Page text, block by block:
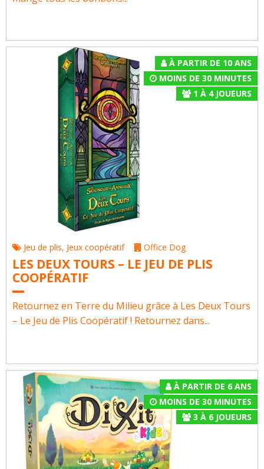
À PARTIR DE 10 ANS
MOINS DE 30 MINUTES
1 À 4JOUEURS
Jeu de plis, Jeux coopératif Office Dog
LES DEUX TOURS – LE JEU DE PLIS
COOPÉRATIF
Retournez en Terre du Milieu grâce à Les Deux Tours
– Le Jeu de Plis Coopératif ! Retournez dans...
À PARTIR DE 6 ANS
MOINS DE 30 MINUTES
3 À 6JOUEURS